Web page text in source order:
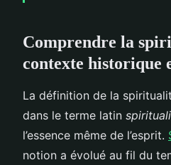
Comprendre la
contexte historique
La définition de la
dans le terme latin
l’essence même de l’esprit.
notion a évolué au fil du